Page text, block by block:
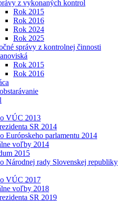
z vykonaných kontrol
Rok 2015
Rok 2016
Rok 2024
Rok 2025
správy z kontrolnej činnosti
Rok 2015
Rok 2016
VÚC 2013
SR 2014
Európskeho parlamentu 2014
voľby 2014
2015
Národnej rady Slovenskej republiky
VÚC 2017
voľby 2018
SR 2019